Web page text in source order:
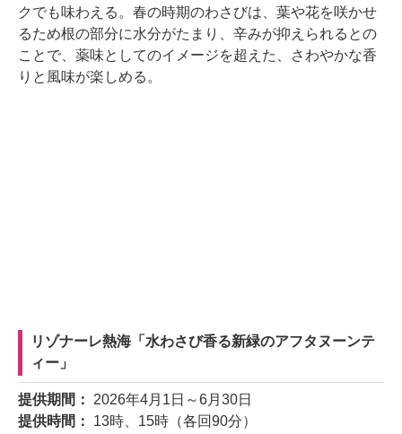
クでも味わえる。春の時期のわさびは、葉や花を咲かせ
るため根の部分に水分がたまり、辛みが抑えられるとの
ことで、薬味としてのイメージを超えた、さわやかな香
りと風味が楽しめる。
リゾナーレ熱海「水わさび香る新緑のアフタヌーンテ
ィー」
提供期間： 2026年4月1日～6月30日
提供時間： 13時、15時（各回90分）